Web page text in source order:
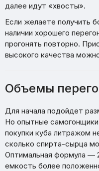
далее идут «хвосты».
Если желаете получить
наличии хорошего
прогонять повторно.
высокого качества
Объемы
Для начала подойдет
Но опытные
покупки куба литражом
сколько спирта-сырца
Оптимальная формула —
емкость более